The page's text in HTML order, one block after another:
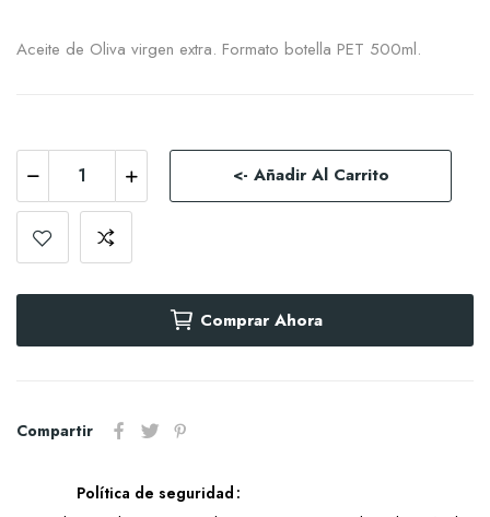
Aceite de Oliva virgen extra. Formato botella PET 500ml.
<- Añadir Al Carrito
Comprar Ahora
Compartir
Política de seguridad